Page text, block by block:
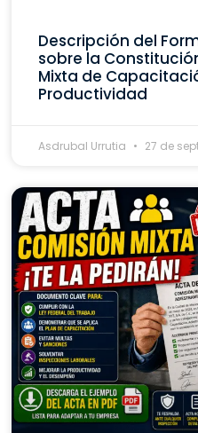
Descripción del
sobre la
Mixta de
Productividad
Asdrubal Urrutia 27 de